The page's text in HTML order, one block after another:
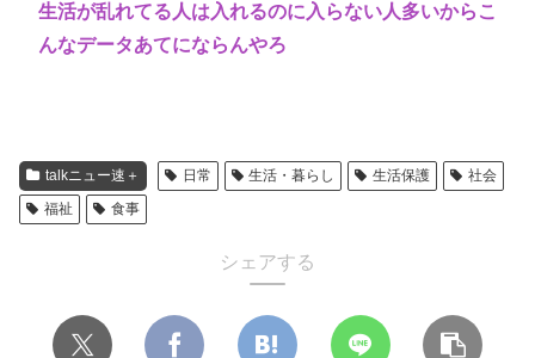
生活が乱れてる人は入れるのに入らない人多いからこ
んなデータあてにならんやろ
talkニュー速＋ 日常 生活・暮らし 生活保護
社会
福祉
食事
シェアする